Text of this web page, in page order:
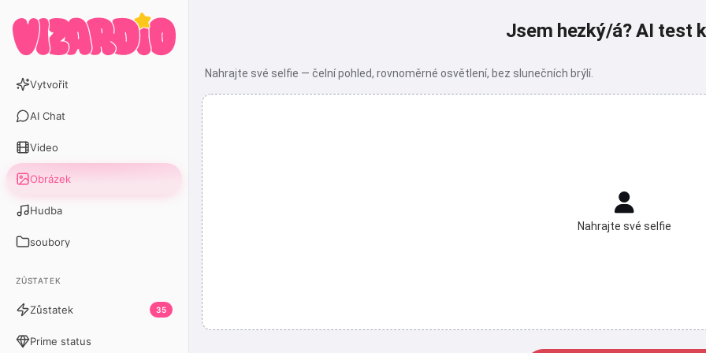
Vytvořit
AI Chat
Video
Obrázek
Hudba
soubory
ZŮSTATEK
Zůstatek 35
Prime status
Jsem hezký/á? AI test
Nahrajte své selfie — čelní pohled, rovnoměrné osvětlení, bez slunečních brýlí.
Nahrajte své selfie